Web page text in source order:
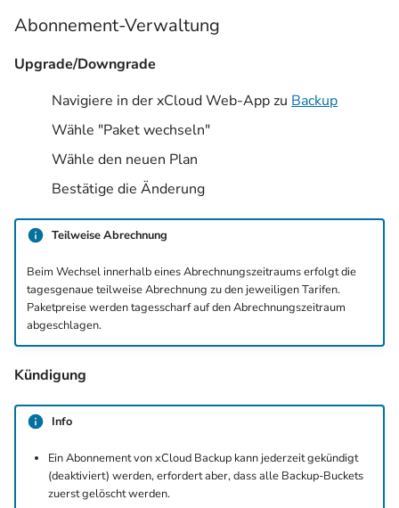
Abonnement-Verwaltung
Upgrade/Downgrade
Navigiere in der xCloud Web-App zu Backup
Wähle "Paket wechseln"
Wähle den neuen Plan
Bestätige die Änderung
Teilweise Abrechnung
Beim Wechsel innerhalb eines Abrechnungszeitraums erfolgt die
tagesgenaue teilweise Abrechnung zu den jeweiligen Tarifen.
Paketpreise werden tagesscharf auf den Abrechnungszeitraum
abgeschlagen.
Kündigung
Info
Ein Abonnement von xCloud Backup kann jederzeit gekündigt
(deaktiviert) werden, erfordert aber, dass alle Backup-Buckets
zuerst gelöscht werden.